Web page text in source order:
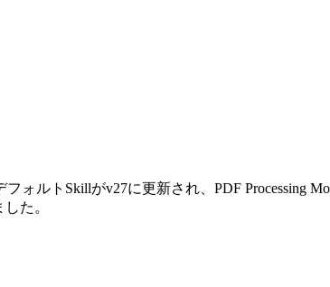
ルトSkillがv27に更新され、PDF Processing
た。